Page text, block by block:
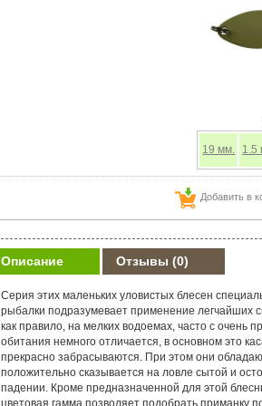
19 мм. 1.5
Добавить в
Описание Отзывы (0)
Серия этих маленьких уловистых блесен
рыбалки подразумевает применение легчайших
как правило, на мелких водоемах, часто с очень
обитания немного отличается, в основном это
прекрасно забрасываются. При этом они
положительно сказывается на ловле сытой и
падении. Кроме предназначенной для этой
цветовая гамма позволяет подобрать приманку